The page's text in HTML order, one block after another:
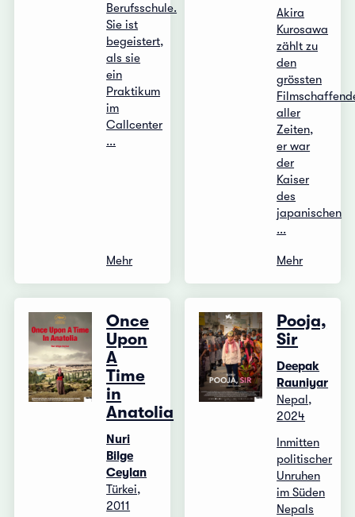
Berufsschule.
Sie ist
begeistert,
als sie
ein
Praktikum
im
Callcenter
...
Mehr
Akira
Kurosawa
zählt zu
den
grössten
aller
Zeiten,
er war
der
Kaiser
des
japanischen
...
Mehr
Once
Upon
A
Time
in
Anatolia
Nuri
Bilge
Ceylan
Türkei,
2011
Pooja,
Sir
Deepak
Rauniyar
Nepal,
2024
Inmitten
politischer
Unruhen
im Süden
Nepals